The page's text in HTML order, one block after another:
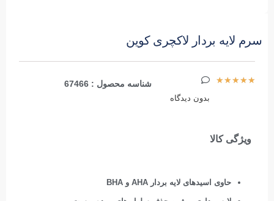
سرم لایه بردار لاکچری کوین
★
★
★
★
★
بدون دیدگاه
شناسه محصول : 67466
ویژگی کالا
حاوی اسیدهای لایه بردار AHA و BHA